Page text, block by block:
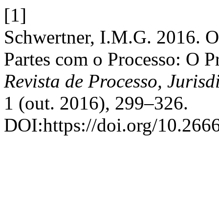
[1]
Schwertner, I.M.G. 2016.
Partes com o Processo: O
Revista de Processo,
1 (out. 2016), 299–326.
DOI:https://doi.org/